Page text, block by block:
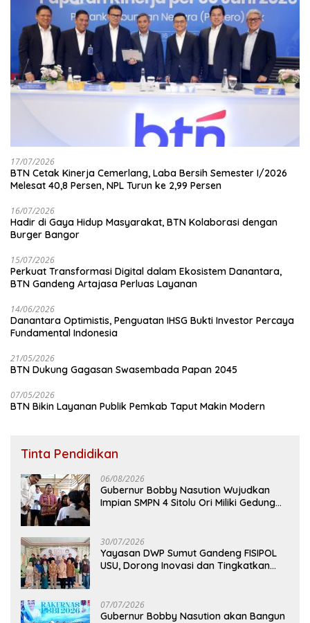
17/07/2026
BTN Cetak Kinerja Cemerlang, Laba Bersih Semester I/2026
Melesat 40,8 Persen, NPL Turun ke 2,99 Persen
16/07/2026
Hadir di Gaya Hidup Masyarakat, BTN Kolaborasi dengan
Burger Bangor
15/07/2026
Perkuat Transformasi Digital dalam Ekosistem Danantara,
BTN Gandeng Artajasa Perluas Layanan
14/06/2026
Danantara Optimistis, Penguatan IHSG Bukti Investor Percaya
Fundamental Indonesia
21/05/2026
BTN Dukung Gagasan Swasembada Papan 2045
07/05/2026
BTN Bikin Layanan Publik Pemkab Taput Makin Modern
Tinta Pendidikan
06/08/2026
Gubernur Bobby Nasution Wujudkan
Impian SMPN 4 Sitolu Ori Miliki Gedung
30/07/2026
Yayasan DWP Sumut Gandeng FISIPOL
USU, Dorong Inovasi dan Tingkatkan
07/07/2026
Gubernur Bobby Nasution akan Bangun